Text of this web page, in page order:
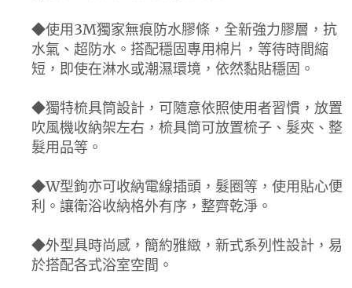
◆使用3M獨家無痕防水膠條，全新強力膠層，抗
水氣、超防水。搭配穩固專用棉片，等待時間縮
短，即使在淋水或潮濕環境，依然黏貼穩固。
◆獨特梳具筒設計，可隨意依照使用者習慣，放置
吹風機收納架左右，梳具筒可放置梳子、髮夾、整
髮用品等。
◆W型鉤亦可收納電線插頭，髮圈等，使用貼心便
利。讓衛浴收納格外有序，整齊乾淨。
◆外型具時尚感，簡約雅緻，新式系列性設計，易
於搭配各式浴室空間。